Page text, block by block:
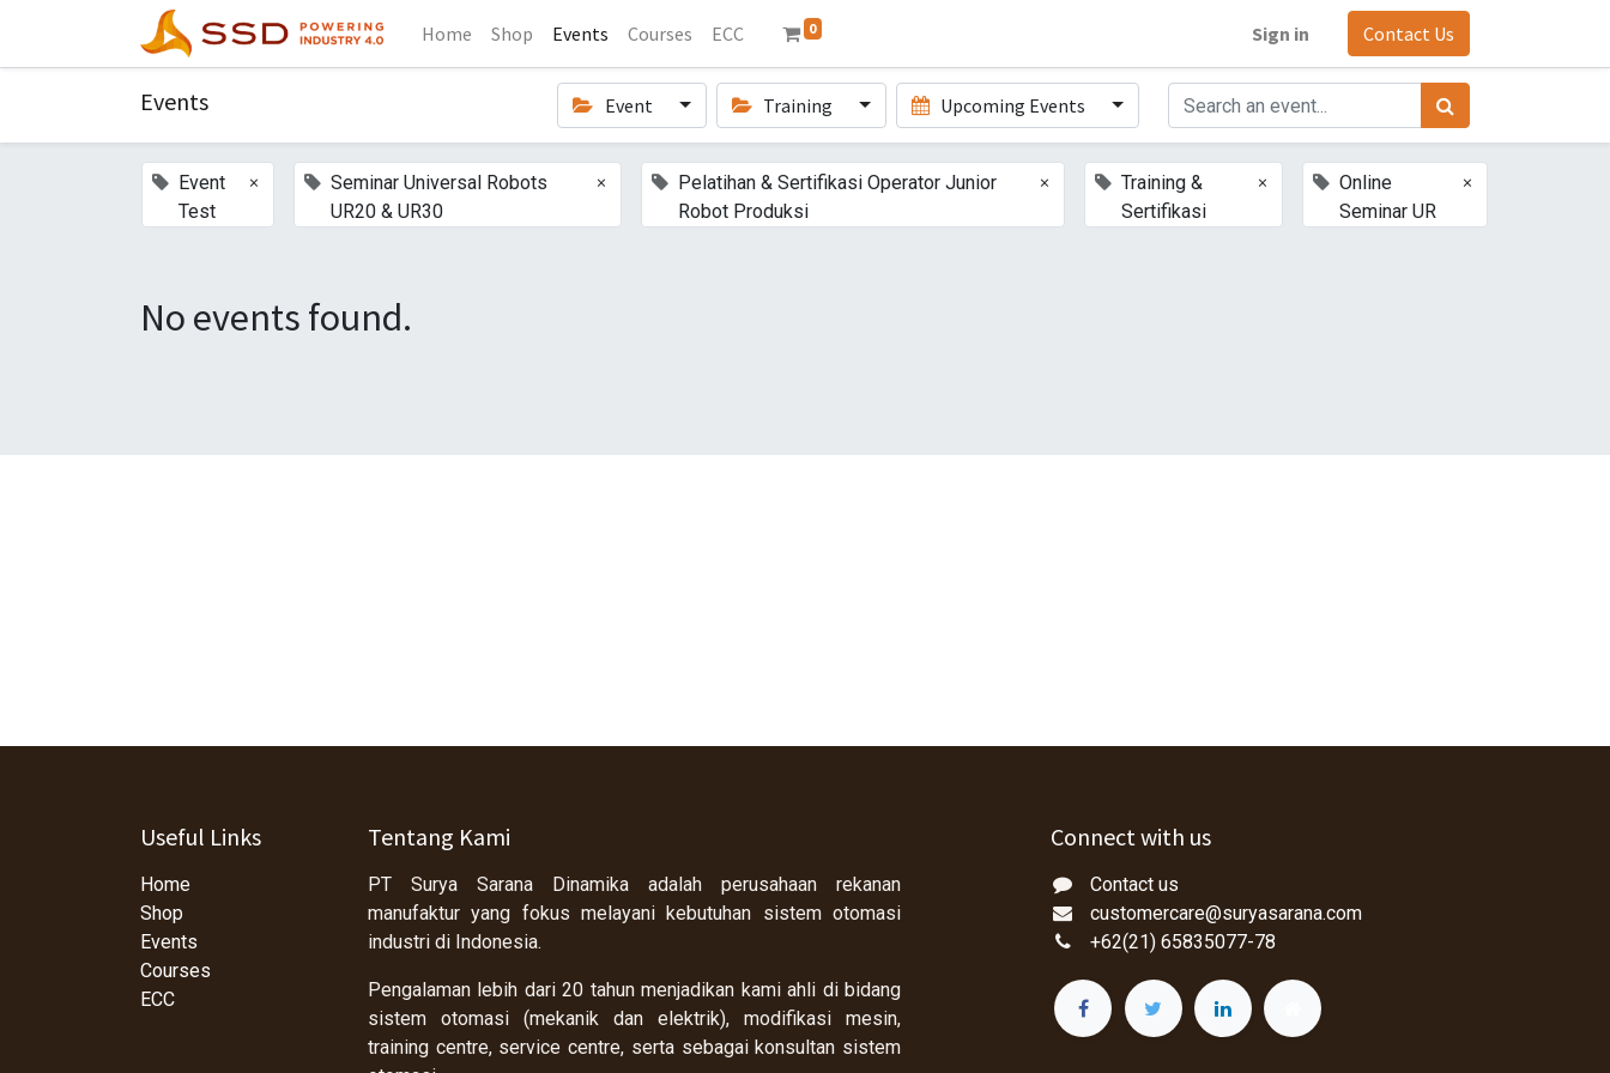
Home Shop Events Courses ECC 0 Sign in Contact Us
Events Event Training Upcoming Events
Event
Test
×
Seminar Universal Robots
UR20 & UR30
×
Pelatihan & Sertifikasi Operator Junior
Robot Produksi
×
Training &
Sertifikasi
×
Online
Seminar UR
×
No events found.
Useful Links
Home
Shop
Events
Courses
ECC
Tentang Kami
PT Surya Sarana Dinamika adalah perusahaan rekanan
manufaktur yang fokus melayani kebutuhan sistem otomasi
industri di Indonesia.
Pengalaman lebih dari 20 tahun menjadikan kami ahli di bidang
sistem otomasi (mekanik dan elektrik), modifikasi mesin,
training centre, service centre, serta sebagai konsultan sistem
Connect with us
Contact us
customercare@suryasarana.com
+62(21) 65835077-78